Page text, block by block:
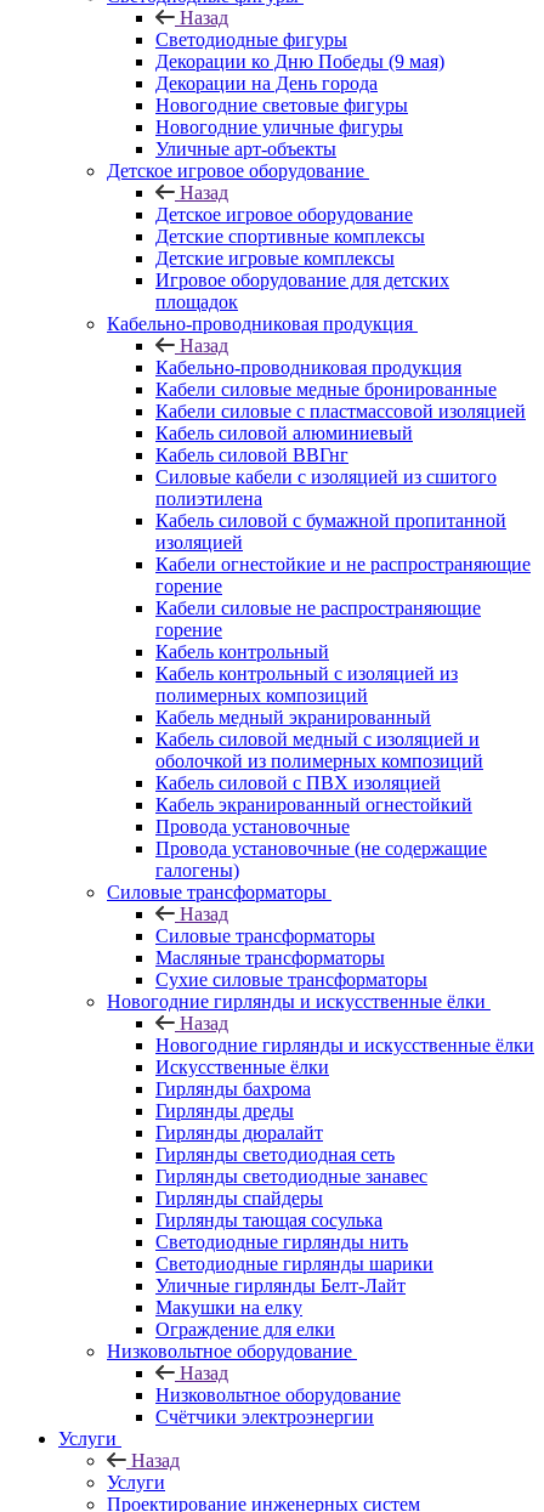
Назад
Светодиодные фигуры
Декорации ко Дню Победы (9 мая)
Декорации на День города
Новогодние световые фигуры
Новогодние уличные фигуры
Уличные арт-объекты
Детское игровое оборудование
Назад
Детское игровое оборудование
Детские спортивные комплексы
Детские игровые комплексы
Игровое оборудование для детских
площадок
Кабельно-проводниковая продукция
Назад
Кабельно-проводниковая продукция
Кабели силовые медные бронированные
Кабели силовые с пластмассовой изоляцией
Кабель силовой алюминиевый
Кабель силовой ВВГнг
Силовые кабели с изоляцией из сшитого
полиэтилена
Кабель силовой с бумажной пропитанной
изоляцией
Кабели огнестойкие и не распространяющие
горение
Кабели силовые не распространяющие
горение
Кабель контрольный
Кабель контрольный с изоляцией из
полимерных композиций
Кабель медный экранированный
Кабель силовой медный с изоляцией и
оболочкой из полимерных композиций
Кабель силовой с ПВХ изоляцией
Кабель экранированный огнестойкий
Провода установочные
Провода установочные (не содержащие
галогены)
Силовые трансформаторы
Назад
Силовые трансформаторы
Масляные трансформаторы
Сухие силовые трансформаторы
Новогодние гирлянды и искусственные ёлки
Назад
Новогодние гирлянды и искусственные ёлки
Искусственные ёлки
Гирлянды бахрома
Гирлянды дреды
Гирлянды дюралайт
Гирлянды светодиодная сеть
Гирлянды светодиодные занавес
Гирлянды спайдеры
Гирлянды тающая сосулька
Светодиодные гирлянды нить
Светодиодные гирлянды шарики
Уличные гирлянды Белт-Лайт
Макушки на елку
Ограждение для елки
Низковольтное оборудование
Назад
Низковольтное оборудование
Счётчики электроэнергии
Услуги
Назад
Услуги
Проектирование инженерных систем